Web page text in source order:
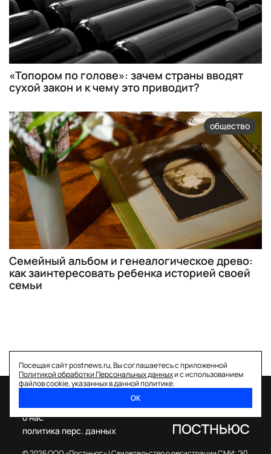
«Топором по голове»: зачем страны вводят
сухой закон и к чему это приводит?
общество
Семейный альбом и генеалогическое древо:
как заинтересовать ребенка историей своей
семьи
Посещая сайт postnews.ru, Вы соглашаетесь с приложенной
Политикой обработки Персональных данныхи с использованием
файлов cookie, указанных в данной политике.
ОК
о нас
политика перс. данных